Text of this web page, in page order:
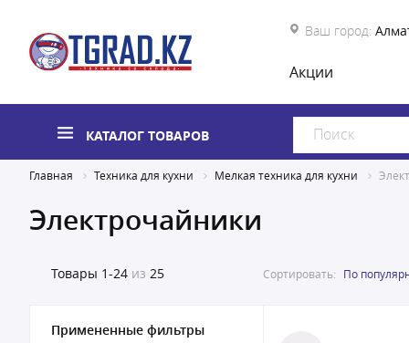
Ваш город:
Акции
КАТАЛОГ ТОВАРОВ
Главная Техника для кухни Мелкая техника для кухни
Электрочайники
Товары 1-24 из 25 Сортировать: По
Примененные фильтры